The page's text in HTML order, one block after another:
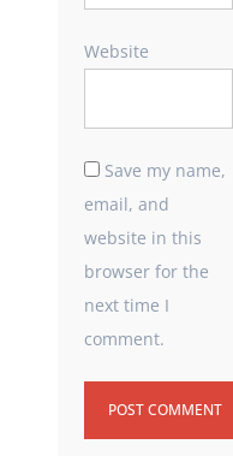
Website
Save my name,
email, and
website in this
browser for the
next time I
comment.